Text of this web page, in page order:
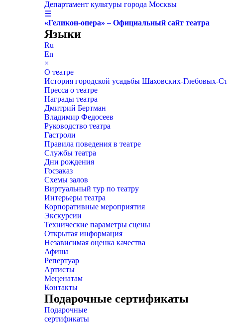
Департамент культуры города Москвы
☰
«Геликон-опера» – Официальный сайт театра
Языки
Ru
En
×
О театре
История городской усадьбы Шаховских-Глебовых-
Пресса о театре
Награды театра
Дмитрий Бертман
Владимир Федосеев
Руководство театра
Гастроли
Правила поведения в театре
Службы театра
Дни рождения
Госзаказ
Схемы залов
Виртуальный тур по театру
Интерьеры театра
Корпоративные мероприятия
Экскурсии
Технические параметры сцены
Открытая информация
Независимая оценка качества
Афиша
Репертуар
Артисты
Меценатам
Контакты
Подарочные сертификаты
Подарочные
сертификаты